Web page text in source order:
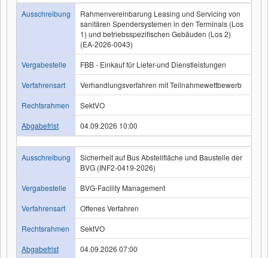
Ausschreibung
Rahmenvereinbarung Leasing und Servicing von
sanitären Spendersystemen in den Terminals (Los
1) und betriebsspezifischen Gebäuden (Los 2)
(EA-2026-0043)
Vergabestelle
FBB - Einkauf für Liefer-und Dienstleistungen
Verfahrensart
Verhandlungsverfahren mit Teilnahmewettbewerb
Rechtsrahmen
SektVO
Abgabefrist
04.09.2026 10:00
Ausschreibung
Sicherheit auf Bus Abstellfläche und Baustelle der
BVG (INF2-0419-2026)
Vergabestelle
BVG-Facility Management
Verfahrensart
Offenes Verfahren
Rechtsrahmen
SektVO
Abgabefrist
04.09.2026 07:00